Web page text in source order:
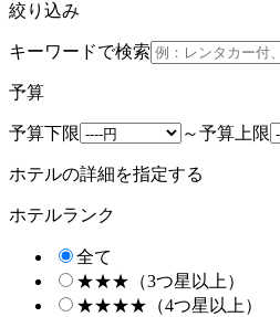
絞り込み
キーワードで検索
予算
予算下限 ～予算上限
ホテルの詳細を指定する
ホテルランク
全て
★★★（3つ星以上）
★★★★（4つ星以上）